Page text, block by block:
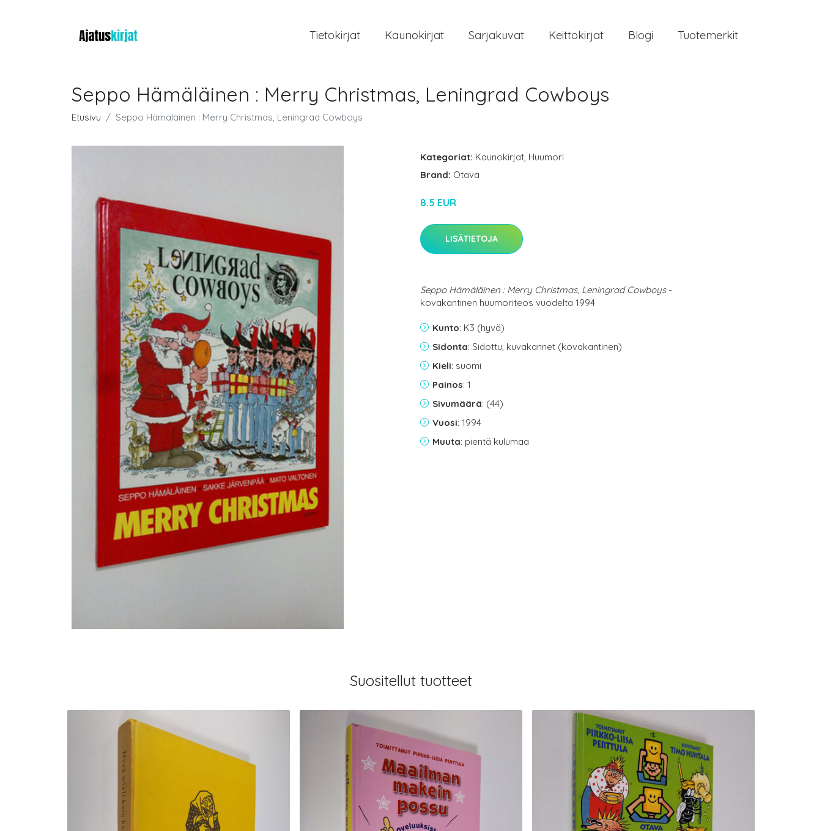
Tietokirjat Kaunokirjat Sarjakuvat Keittokirjat Blogi Tuotemerkit
Seppo Hämäläinen : Merry Christmas, Leningrad Cowboys
Etusivu Seppo Hämäläinen : Merry Christmas, Leningrad Cowboys
Kategoriat: Kaunokirjat, Huumori
Brand: Otava
8.5 EUR
LISÄTIETOJA
Seppo Hämäläinen : Merry Christmas, Leningrad Cowboys-
kovakantinen huumoriteos vuodelta 1994
Kunto: K3 (hyvä)
Sidonta: Sidottu, kuvakannet (kovakantinen)
Kieli: suomi
Painos: 1
Sivumäärä: (44)
Vuosi: 1994
Muuta: pientä kulumaa
Suositellut tuotteet